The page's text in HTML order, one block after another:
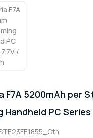
F7A 5200mAh per
Handheld PC Series